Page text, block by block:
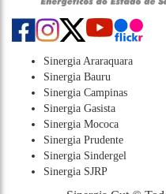
Sinergia Araraquara
Sinergia Bauru
Sinergia Campinas
Sinergia Gasista
Sinergia Mococa
Sinergia Prudente
Sinergia Sindergel
Sinergia SJRP